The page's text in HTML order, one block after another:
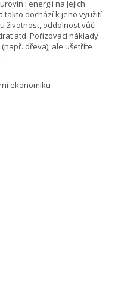
i energii na jejich
takto dochází k jeho využití.
životnost, oddolnost vůči
atd. Pořizovací náklady
dřeva), ale ušetříte
ekonomiku